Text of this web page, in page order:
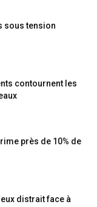
sous tension
contournent les
près de 10% de
distrait face à